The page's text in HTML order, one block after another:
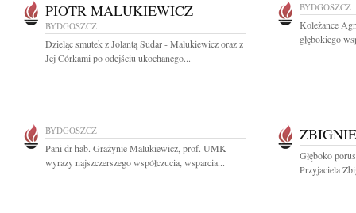
PIOTR MALUKIEWICZ
BYDGOSZCZ
Dzieląc smutek z Jolantą Sudar - Malukiewicz oraz z
Jej Córkami po odejściu ukochanego...
BYDGOSZCZ
Koleżance
głębokiego
BYDGOSZCZ
Pani dr hab. Grażynie Malukiewicz, prof. UMK
wyrazy najszczerszego współczucia, wsparcia...
Głęboko
Przyjaciela